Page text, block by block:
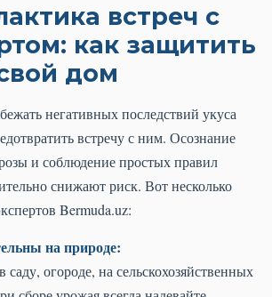
встреч с
как защитить
дом
негативных последствий укуса
встречу с ним. Осознание
и соблюдение простых правил
снижают риск. Вот несколько
Bermuda.uz:
на природе:
саду, огороде, на сельскохозяйственных